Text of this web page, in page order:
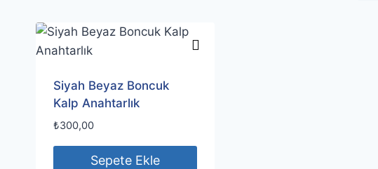
Siyah Beyaz Boncuk
Kalp Anahtarlık
₺300,00
Sepete Ekle